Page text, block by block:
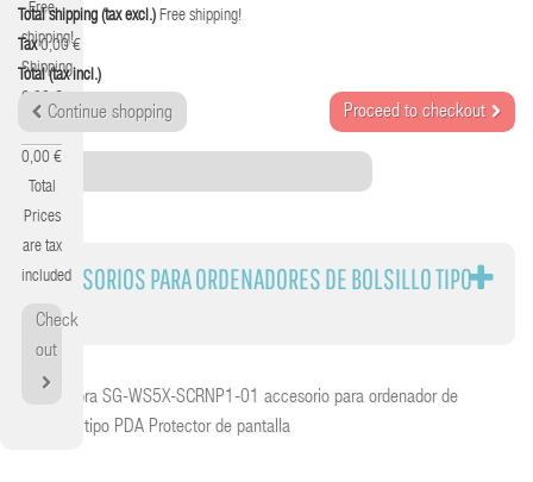
Free
shipping!
Shipping
0,00 €
0,00 €
Total
Prices
are tax
included
Check
out
Total shipping (tax excl.) Free shipping!
Tax 0,00 €
Total (tax incl.)
Continue shopping Proceed to checkout
Category
ACCESORIOS PARA ORDENADORES DE BOLSILLO TIPO
PDA
Zebra SG-WS5X-SCRNP1-01 accesorio para ordenador de
bolsillo tipo PDA Protector de pantalla